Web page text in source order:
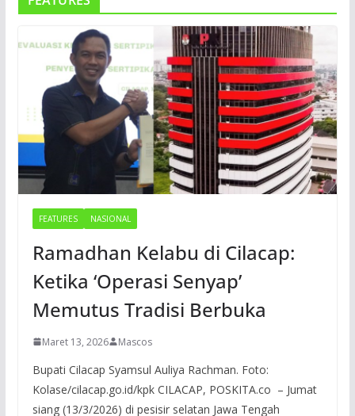
FEATURES NASIONAL
Ramadhan Kelabu di Cilacap:
Ketika ‘Operasi Senyap’
Memutus Tradisi Berbuka
Maret 13, 2026 Mascos
Bupati Cilacap Syamsul Auliya Rachman. Foto:
Kolase/cilacap.go.id/kpk CILACAP, POSKITA.co – Jumat
siang (13/3/2026) di pesisir selatan Jawa Tengah